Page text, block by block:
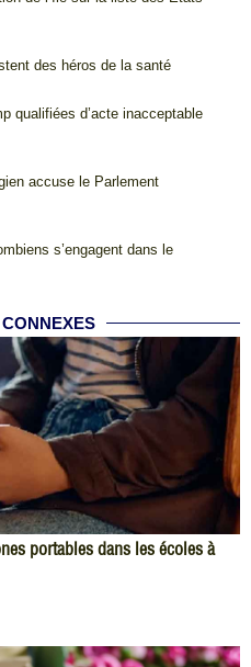
des héros de la santé
qualifiées d’acte inacceptable
accuse le Parlement
s’engagent dans le
portables dans les écoles à